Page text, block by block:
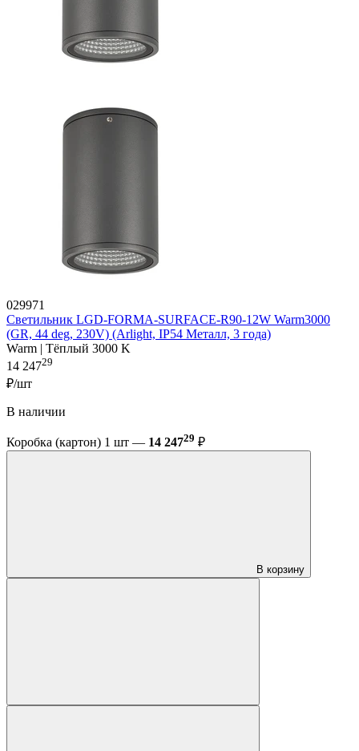
029971
Светильник LGD-FORMA-SURFACE-R90-12W Warm3000
(GR, 44 deg, 230V) (Arlight, IP54 Металл, 3 года)
Warm | Тёплый 3000 K
14 24729
₽/шт
В наличии
Коробка (картон) 1 шт — 14 24729 ₽
В корзину